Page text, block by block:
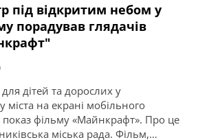
під відкритим небом у
порадував глядачів
дітей та дорослих у
на екрані мобільного
показ фільму «Майнкрафт». Про це
міська рада. Фільм,